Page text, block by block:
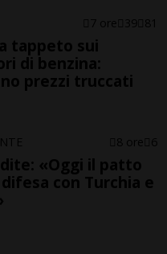
7 ore 39 81
tappeto sui
di benzina:
prezzi truccati
8 ore 6
«Oggi il patto
con Turchia e